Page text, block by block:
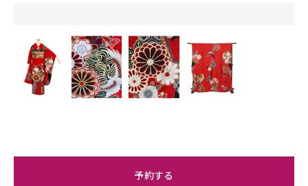
予約する